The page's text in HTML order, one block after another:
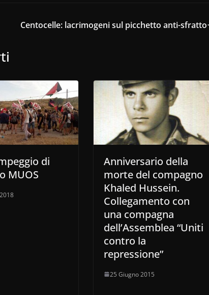
Centocelle: lacrimogeni sul picchetto anti-sfratto
di
MUOS
Anniversario della
morte del compagno
Khaled Hussein.
Collegamento con
una compagna
dell’Assemblea “Uniti
contro la
repressione”
25 Giugno 2015